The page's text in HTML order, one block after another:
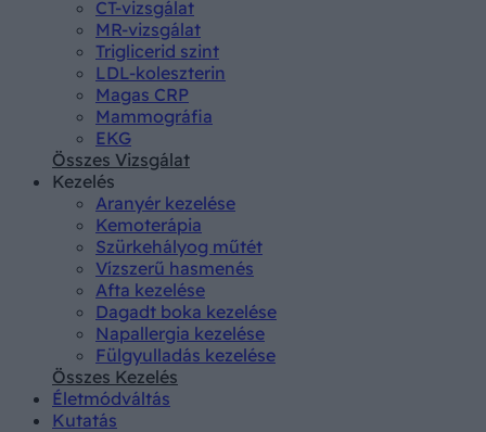
CT-vizsgálat
MR-vizsgálat
Triglicerid szint
LDL-koleszterin
Magas CRP
Mammográfia
EKG
Összes Vizsgálat
Kezelés
Aranyér kezelése
Kemoterápia
Szürkehályog műtét
Vízszerű hasmenés
Afta kezelése
Dagadt boka kezelése
Napallergia kezelése
Fülgyulladás kezelése
Összes Kezelés
Életmódváltás
Kutatás